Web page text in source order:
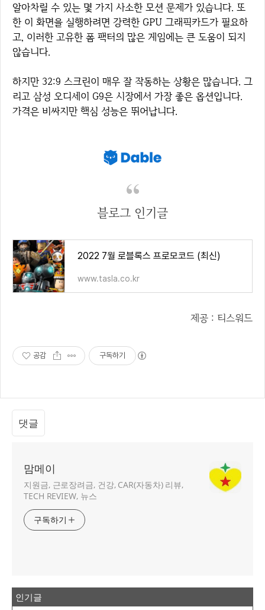
알아차릴 수 있는 몇 가지 사소한 모션 문제가 있습니다. 또
한 이 화면을 실행하려면 강력한 GPU 그래픽카드가 필요하
고, 이러한 고유한 폼 팩터의 많은 게임에는 큰 도움이 되지
않습니다.
하지만 32:9 스크린이 매우 잘 작동하는 상황은 많습니다. 그
리고 삼성 오디세이 G9은 시장에서 가장 좋은 옵션입니다.
가격은 비싸지만 핵심 성능은 뛰어납니다.
블로그 인기글
2022 7월 로블록스 프로모코드 (최신)
www.tasla.co.kr
제공 : 티스워드
공감 구독하기
댓글
맘메이
지원금, 근로장려금, 건강, CAR(자동차) 리뷰,
TECH REVIEW, 뉴스
구독하기
인기글